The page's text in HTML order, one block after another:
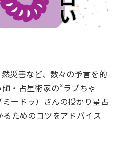
災害など、数々の予言を的
・占星術家の“ラブちゃ
ードゥ）さんの授かり星占
ためのコツをアドバイス